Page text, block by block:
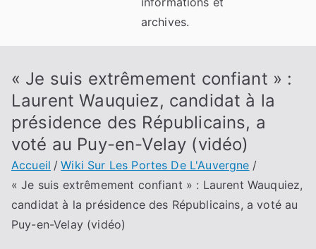
archives.
« Je suis extrêmement confiant » :
Laurent Wauquiez, candidat à la
présidence des Républicains, a
voté au Puy-en-Velay (vidéo)
Accueil
Wiki Sur Les Portes De L'Auvergne
« Je suis extrêmement confiant » : Laurent Wauquiez,
candidat à la présidence des Républicains, a voté au
Puy-en-Velay (vidéo)